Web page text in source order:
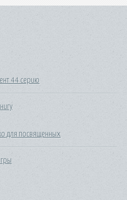
44 серию
для посвященных